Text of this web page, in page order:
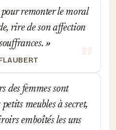
remonter le moral
rire de son affection
des femmes sont
petits meubles à secret,
emboîtés les uns